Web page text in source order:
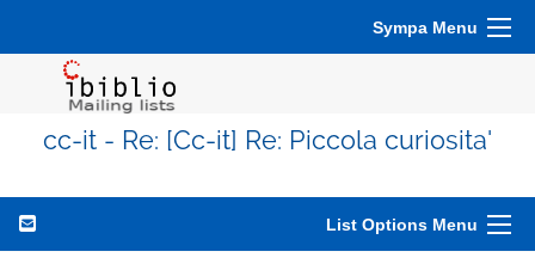
Sympa Menu
cc-it - Re: [Cc-it] Re: Piccola curiosita'
List Options Menu